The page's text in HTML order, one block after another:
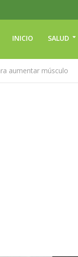
INICIO SALUD
aumentar músculo